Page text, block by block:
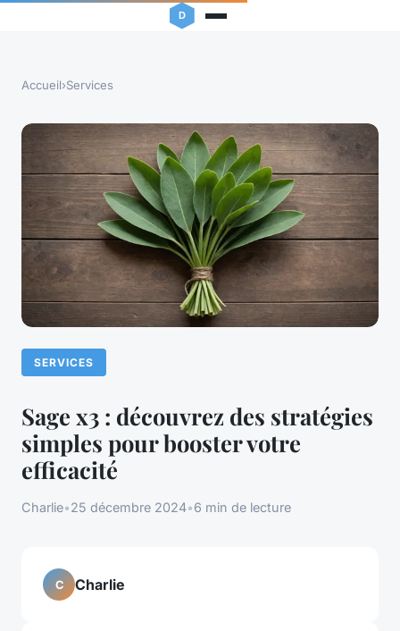
Accueil›Services
SERVICES
Sage x3 : découvrez des stratégies
simples pour booster votre
efficacité
Charlie•25 décembre 2024•6 min de lecture
C Charlie